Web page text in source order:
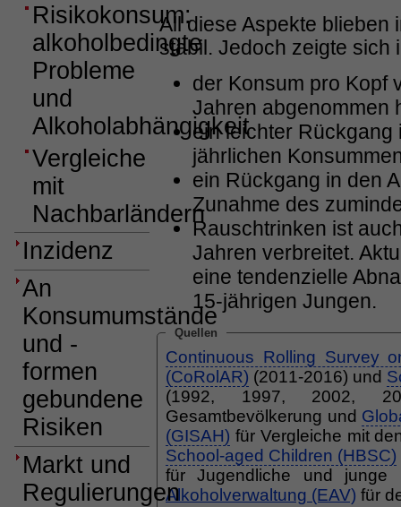
Risikokonsum:
alkoholbedingte
Probleme
und
Alkoholabhängigkeit
Vergleiche
mit
Nachbarländern
Inzidenz
An
Konsumumstände
und -
formen
gebundene
Risiken
Markt und
Regulierungen
All diese Aspekte blieben
stabil. Jedoch zeigte sich
der Konsum pro Kopf
Jahren abgenommen
ein leichter
jährlichen
ein Rückgang in den
Zunahme des
Rauschtrinken ist
Jahren verbreitet.
eine tendenzielle
15-jährigen Jungen.
Quellen
Continuous Rolling Survey
(CoRolAR) (2011-2016) und
(1992, 1997, 2002,
Gesamtbevölkerung und
(GISAH) für Vergleiche mit
School-aged Children (HBSC)
für Jugendliche und
Alkoholverwaltung (EAV) für